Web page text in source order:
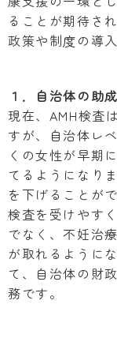
ることが期待さ
政策や制度の導
１．自治体の助
現在、AMH検査
すが、自治体レ
くの女性が早期
てるようになり
を下げることが
検査を受けやす
でなく、不妊治
が取れるように
て、自治体の財
務です。